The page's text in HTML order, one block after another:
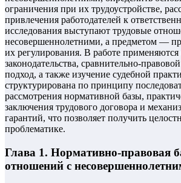
ограничения при их трудоустройстве,
привлечения работодателей к
исследования выступают трудовые
несовершеннолетними, а предметом —
их регулирования. В работе применяются
законодательства, сравнительно-
подход, а также изучение судебной
структурирована по принципу
рассмотрения нормативной базы,
заключения трудового договора и
гарантий, что позволяет получить
проблематике.
Глава 1. Нормативно-правовая
отношений с